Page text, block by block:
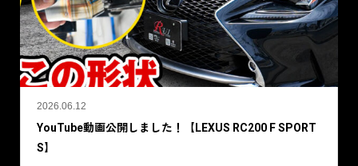
2026.06.12
YouTube動画公開しました！【LEXUS RC200 F SPORT
S】